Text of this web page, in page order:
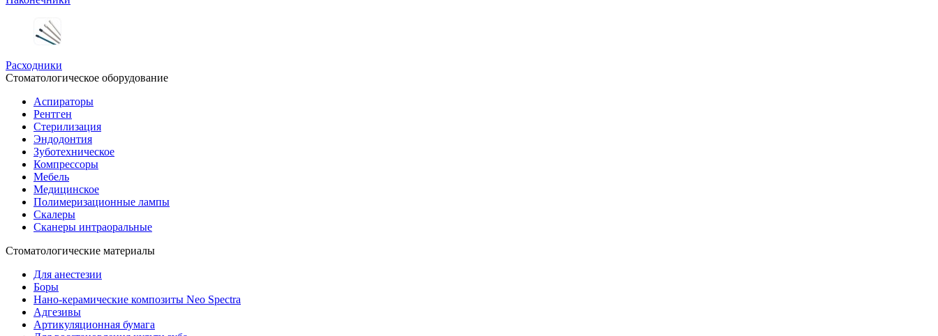
Расходники
Стоматологическое оборудование
Аспираторы
Рентген
Стерилизация
Эндодонтия
Зуботехническое
Компрессоры
Мебель
Медицинское
Полимеризационные лампы
Скалеры
Сканеры интраоральные
Стоматологические материалы
Для анестезии
Боры
Нано-керамические композиты Neo Spectra
Адгезивы
Артикуляционная бумага